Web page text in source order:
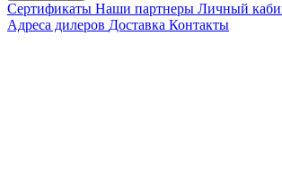
Сертификаты Наши партнеры Личный
Адреса дилеров Доставка Контакты